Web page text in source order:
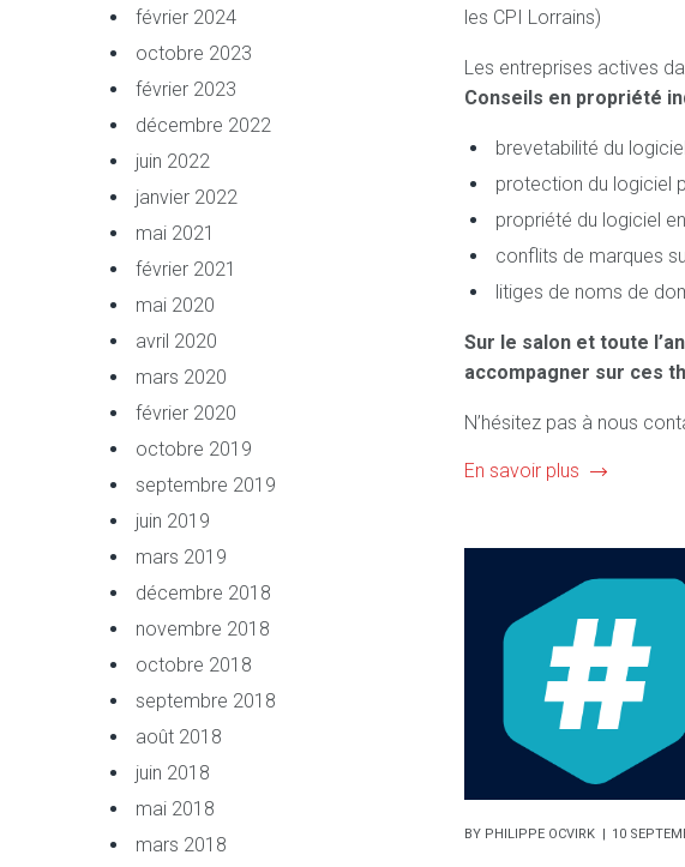
les CPI Lorrains)
Les entreprises actives
Conseils en propriété
brevetabilité du
protection du logiciel
propriété du logiciel
conflits de marques
litiges de noms de
Sur le salon et toute
accompagner sur ces
N’hésitez pas à nous
En savoir plus
BY PHILIPPE OCVIRK 10
février 2024
octobre 2023
février 2023
décembre 2022
juin 2022
janvier 2022
mai 2021
février 2021
mai 2020
avril 2020
mars 2020
février 2020
octobre 2019
septembre 2019
juin 2019
mars 2019
décembre 2018
novembre 2018
octobre 2018
septembre 2018
août 2018
juin 2018
mai 2018
mars 2018